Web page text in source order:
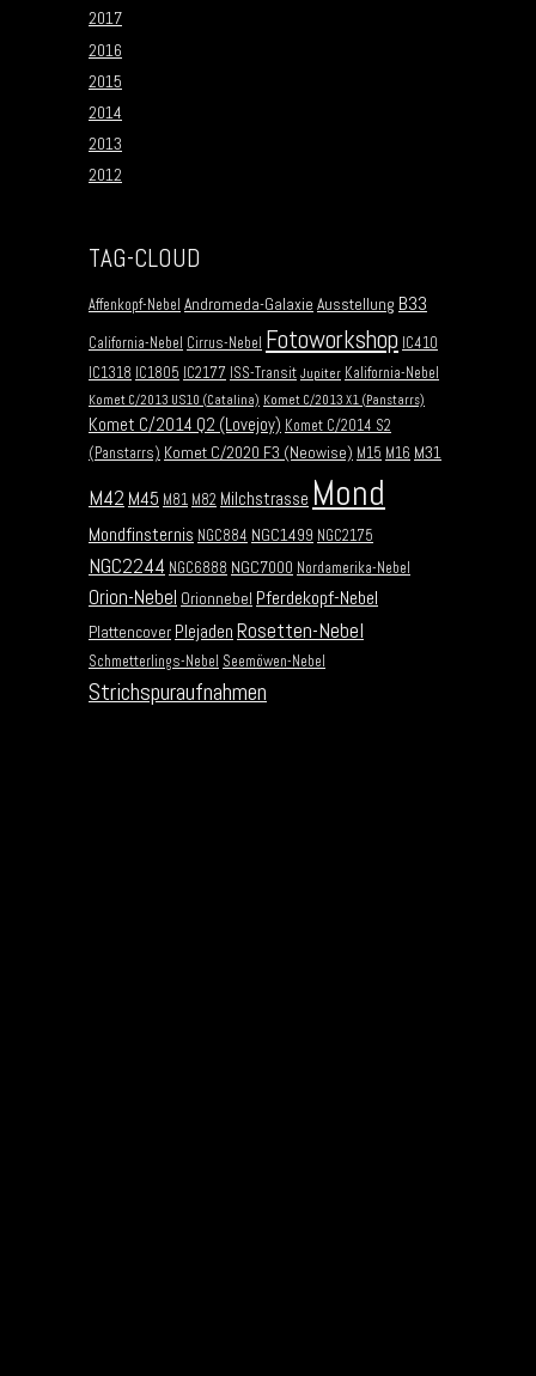
2017
2016
2015
2014
2013
2012
TAG-CLOUD
Affenkopf-Nebel Andromeda-Galaxie Ausstellung B33
California-Nebel Cirrus-Nebel Fotoworkshop IC410
IC1318 IC1805 IC2177 ISS-Transit Jupiter Kalifornia-Nebel
Komet C/2013 US10 (Catalina) Komet C/2013 X1 (Panstarrs)
Komet C/2014 Q2 (Lovejoy) Komet C/2014 S2
(Panstarrs) Komet C/2020 F3 (Neowise) M15 M16 M31
M42 M45 M81 M82 Milchstrasse Mond
Mondfinsternis NGC884 NGC1499 NGC2175
NGC2244 NGC6888 NGC7000 Nordamerika-Nebel
Orion-Nebel Orionnebel Pferdekopf-Nebel
Plattencover Plejaden Rosetten-Nebel
Schmetterlings-Nebel Seemöwen-Nebel
Strichspuraufnahmen